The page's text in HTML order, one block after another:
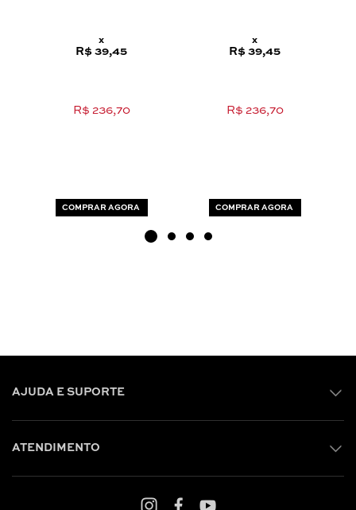
x
R$ 39,45
R$ 236,70
COMPRAR AGORA
x
R$ 39,45
R$ 236,70
COMPRAR AGORA
AJUDA E SUPORTE
ATENDIMENTO